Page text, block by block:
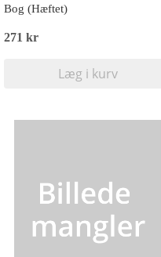
Bog (Hæftet)
271 kr
Læg i kurv